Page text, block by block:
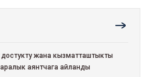
жана кызматташтыкты
аянтчага айланды